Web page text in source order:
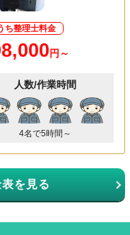
ち整理士料金
円～
人数/作業時間
4名で5時間～
を見る